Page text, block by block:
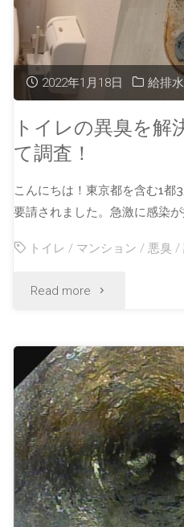
2022年1月18日 給排
トイレの異臭を解
て調査！
こんにちは！東京都を含む1都
要請されました。急激に感染
トイレ / マンション /悪臭 /
Read more